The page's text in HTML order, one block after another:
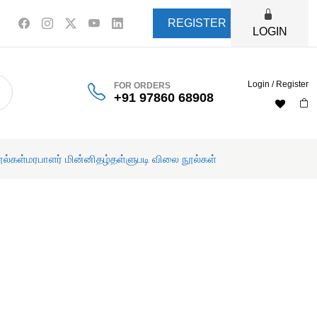
REGISTER
LOGIN
FOR ORDERS
+91 97860 68908
Login / Register
மரபாளர் மின்னிதழ்தள்ளுபடி விலை நூல்கள்